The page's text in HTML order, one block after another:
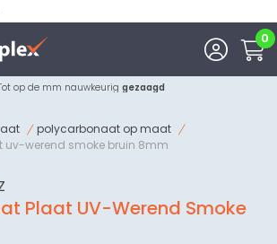
0
Advies van onzeexperts
polycarbonaat op maat
werend smoke bruin 8mm
Plaat UV-Werend Smoke